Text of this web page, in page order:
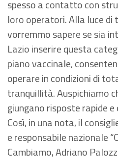
spesso a contatto con
loro operatori. Alla luce di
vorremmo sapere se sia
Lazio inserire questa
piano vaccinale,
operare in condizioni di
tranquillità. Auspichiamo
giungano risposte rapide
Così, in una nota, il
e responsabile nazionale
Cambiamo, Adriano